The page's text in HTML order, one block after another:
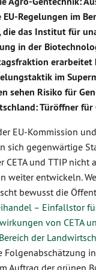
EU-Regelungen im
die das Institut für
in der
erarbeitet
im
sehen Risiko für
Türöffner
EU-Kommission
sich gegenwärtige
CETA und TTIP nicht
weiter entwickeln.
bewusst die
– Einfallstor
von CETA
der
Folgenabschätzung
Auftrag der grünen